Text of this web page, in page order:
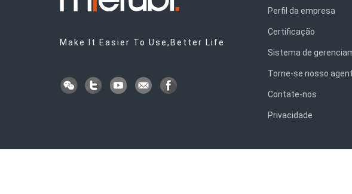
Make It Easier To Use,Better Life
Perfil da empresa
Certificação
Sistema de
Torne-se nosso
Contate-nos
Privacidade